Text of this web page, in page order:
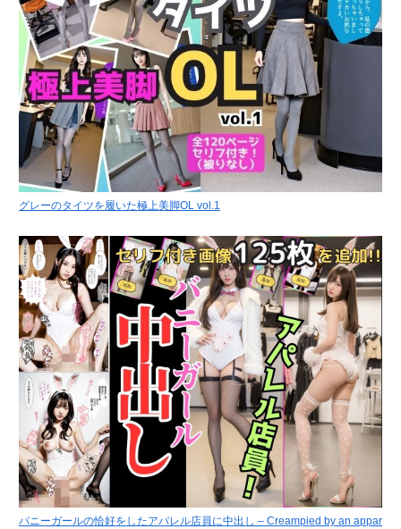
グレーのタイツを履いた極上美脚OL vol.1
バニーガールの恰好をしたアパレル店員に中出し – Creampied by an appar